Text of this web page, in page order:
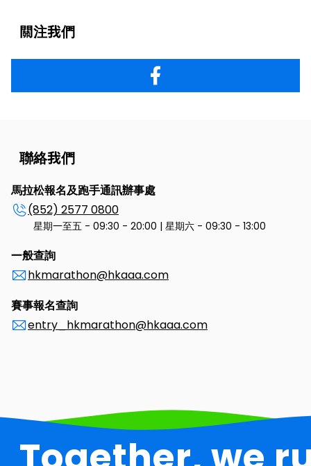
關注我們
聯絡我們
馬拉松報名及跑手通訊辦事處
(852) 2577 0800
星期一至五 - 09:30 - 20:00 | 星期六 - 09:30 - 13:00
一般查詢
hkmarathon@hkaaa.com
賽事報名查詢
entry_hkmarathon@hkaaa.com